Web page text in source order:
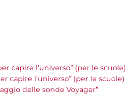
capire l’universo” (per le scuole)
capire l’universo” (per le scuole)
delle sonde Voyager”